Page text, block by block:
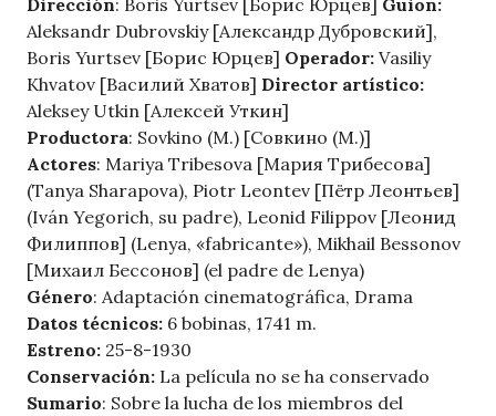
Dirección: Boris Yurtsev [Борис Юрцев] Guion:
Aleksandr Dubrovskiy [Александр Дубровский],
Boris Yurtsev [Борис Юрцев] Operador: Vasiliy
Khvatov [Василий Хватов] Director artístico:
Aleksey Utkin [Алексей Уткин]
Productora: Sovkino (M.) [Совкино (М.)]
Actores: Mariya Tribesova [Мария Трибесова]
(Tanya Sharapova), Piotr Leontev [Пётр Леонтьев]
(Iván Yegorich, su padre), Leonid Filippov [Леонид
Филиппов] (Lenya, «fabricante»), Mikhail Bessonov
[Михаил Бессонов] (el padre de Lenya)
Género: Adaptación cinematográfica, Drama
Datos técnicos: 6 bobinas, 1741 m.
Estreno: 25-8-1930
Conservación: La película no se ha conservado
Sumario: Sobre la lucha de los miembros del